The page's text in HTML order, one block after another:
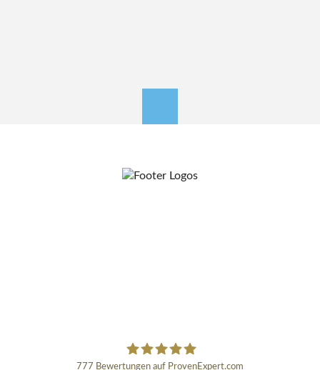
777 Bewertungen auf ProvenExpert.com